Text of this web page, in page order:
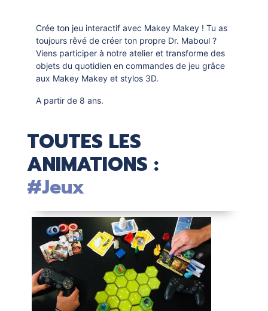
Crée ton jeu interactif avec Makey Makey ! Tu as
toujours rêvé de créer ton propre Dr. Maboul ?
Viens participer à notre atelier et transforme des
objets du quotidien en commandes de jeu grâce
aux Makey Makey et stylos 3D.
A partir de 8 ans.
TOUTES LES
ANIMATIONS :
#Jeux